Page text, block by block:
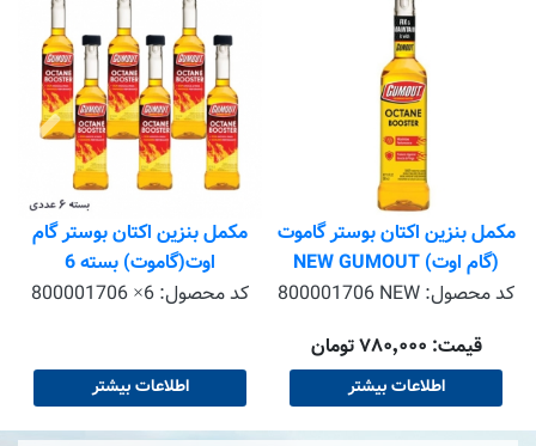
مکمل بنزین اکتان بوستر گاموت
(گام اوت) NEW GUMOUT
کد محصول: 800001706 NEW
قیمت: ۷۸۰٬۰۰۰ تومان
اطلاعات بیشتر
مکمل بنزین اکتان بوستر گام
اوت(گاموت) بسته 6
عددیGUMOUT
کد محصول: 800001706 ×6
اطلاعات بیشتر